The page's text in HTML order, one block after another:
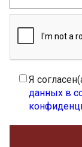
Я
данных в